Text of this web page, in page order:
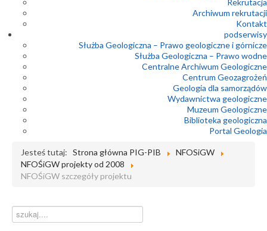
Rekrutacja
Archiwum rekrutacji
Kontakt
podserwisy
Służba Geologiczna – Prawo geologiczne i górnicze
Służba Geologiczna – Prawo wodne
Centralne Archiwum Geologiczne
Centrum Geozagrożeń
Geologia dla samorządów
Wydawnictwa geologiczne
Muzeum Geologiczne
Biblioteka geologiczna
Portal Geologia
Jesteś tutaj: Strona główna PIG-PIB
NFOSiGW
NFOŚiGW projekty od 2008
NFOŚiGW szczegóły projektu